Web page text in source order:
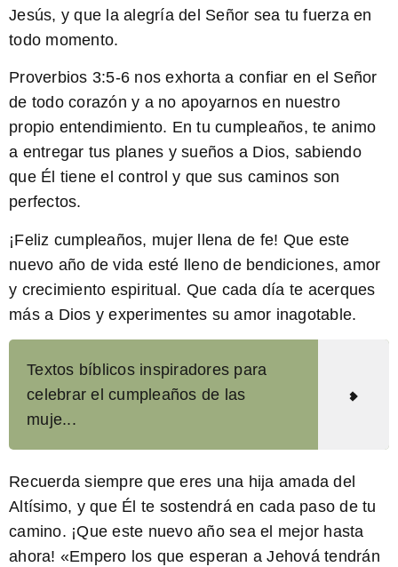
Jesús, y que la alegría del Señor sea tu fuerza en
todo momento.
Proverbios 3:5-6 nos exhorta a confiar en el Señor
de todo corazón y a no apoyarnos en nuestro
propio entendimiento. En tu cumpleaños, te animo
a entregar tus planes y sueños a Dios, sabiendo
que Él tiene el control y que sus caminos son
perfectos.
¡Feliz cumpleaños, mujer llena de fe! Que este
nuevo año de vida esté lleno de bendiciones, amor
y crecimiento espiritual. Que cada día te acerques
más a Dios y experimentes su amor inagotable.
Textos bíblicos inspiradores para
celebrar el cumpleaños de las
muje...
Recuerda siempre que eres una hija amada del
Altísimo, y que Él te sostendrá en cada paso de tu
camino. ¡Que este nuevo año sea el mejor hasta
ahora! «Empero los que esperan a Jehová tendrán